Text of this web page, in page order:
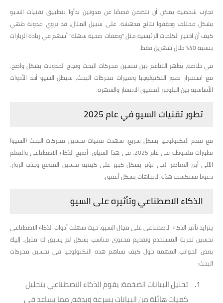
تجارب شخصية يمكن أن تتضمن قصصًا عن مدونين بدأوا بتطبيق تقنيات السيو
بشكل مختلف وحققوا نتائج مدهشة. على سبيل المثال، قد تروي مدونة طهي
كيف أن اختيار الكلمات الرئيسية مثل "وصفات صحية سهلة" أسهم في زيادة الزيارات
بنسبة 40% خلال شهرين فقط.
في خلاصة، يظهر التناغم بين تحسين محركات البحث ونجاح المدونات بشكل واضح.
مع استمرار تطور التكنولوجيا وتغيرات محركات البحث، سيظل السيو أحد الأدوات
الأساسية بين البلوجرز لتحقيق الانتشار والشهرة.
تطور تقنيات السيو في عام 2025
مع تقدم التكنولوجيا بشكل سريع، شهدت تقنيات تحسين محركات البحث (السيو)
تطورات ملحوظة في عام 2025. في هذا السياق، أصبح الذكاء الاصطناعي والتعلم
الآلي أبرز العناصر التي تؤثر بشكل كبير على كيفية تحسين الموقع وجذب الزوار.
دعونا نستكشف هذه الاتجاهات بشكل أعمق.
الذكاء الاصطناعي وتأثيره على السيو
يتزايد تأثير الذكاء الاصطناعي على مجال السيو، حيث سهلت أدوات الذكاء الاصطناعي
تحسين تجربة المستخدم وتقديم محتوى مناسب بشكل لم يسبق له مثيل. إليك
بعض الجوانب المهمة حول كيف تساهم هذه التكنولوجيا في تحسين محركات
البحث:
تحليل البيانات الضخمة: يقوم الذكاء الاصطناعي بتحليل
كميات هائلة من البيانات بسرعة وبدقة، مما يساعد في